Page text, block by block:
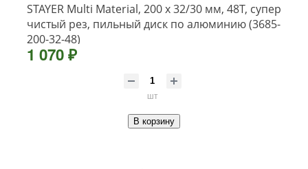
STAYER Multi Material, 200 х 32/30 мм, 48Т, супер
чистый рез, пильный диск по алюминию (3685-
200-32-48)
1 070 ₽
шт
В корзину